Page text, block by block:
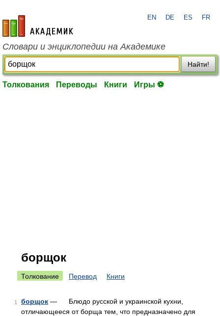
academic.ru
EN DE ES FR
Словари и энциклопедии на Академике
Найти!
Толкования Переводы Книги Игры ⚽
борщок
Толкование Перевод Книги
1 борщок — Блюдо русской и украинской кухни,
отличающееся от борща тем, что предназначено для